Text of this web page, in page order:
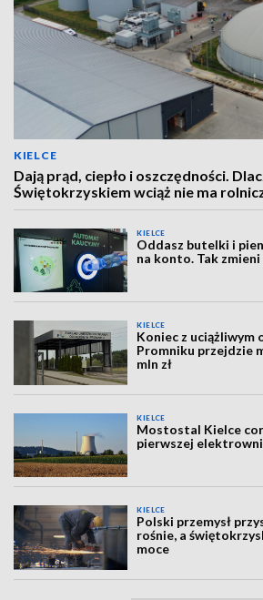
KIELCE
Dają prąd, ciepło i oszczędności.
Świętokrzyskiem wciąż nie ma
KIELCE
Oddasz butelki i
na konto. Tak
KIELCE
Koniec z uciążliwym
Promniku przejdzie
mln zł
KIELCE
Mostostal Kielce
pierwszej
KIELCE
Polski przemysł
rośnie, a
moce